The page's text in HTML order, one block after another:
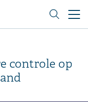
controle op